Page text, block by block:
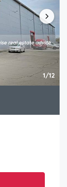
1/12